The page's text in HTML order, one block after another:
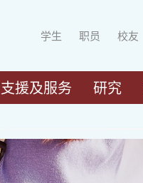
学生 职员 校友
援及服务 研究